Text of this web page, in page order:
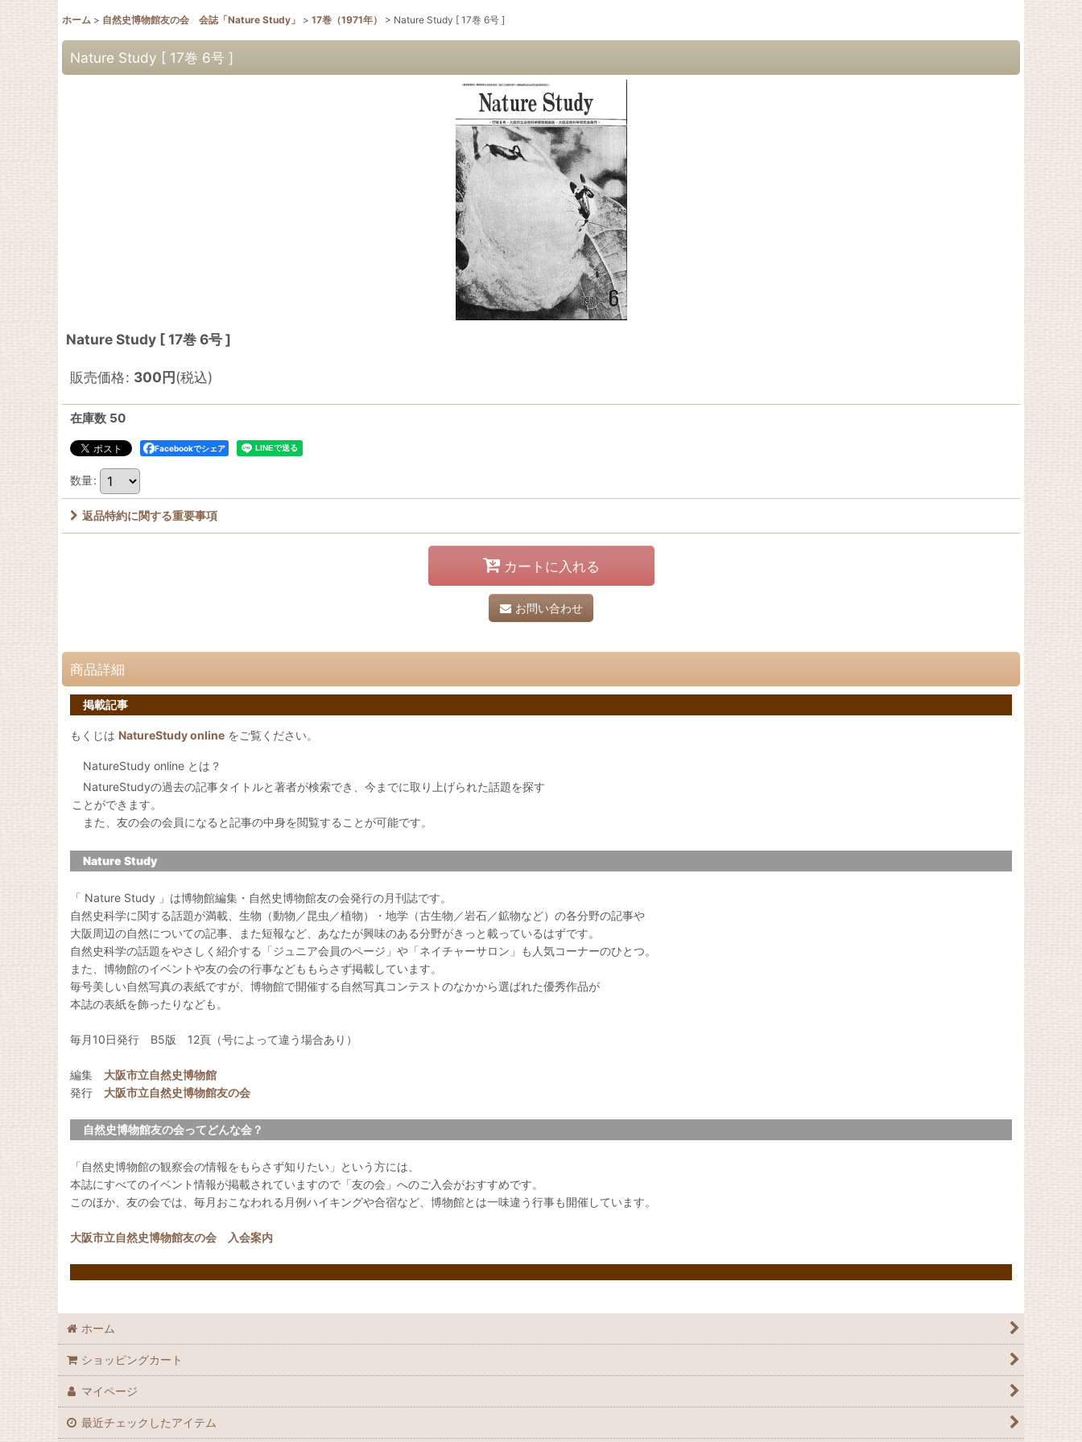
ホーム > 自然史博物館友の会 会誌「Nature Study」 > 17巻（1971年） > Nature Study [ 17巻 6号 ]
Nature Study [ 17巻 6号 ]
Nature Study [ 17巻 6号 ]
販売価格: 300円(税込)
在庫数 50
Facebookでシェア
数量:
返品特約に関する重要事項
カートに入れる
お問い合わせ
商品詳細
掲載記事
もくじは NatureStudy online をご覧ください。
NatureStudy online とは？
NatureStudyの過去の記事タイトルと著者が検索でき、今までに取り上げられた話題を探す
ことができます。
また、友の会の会員になると記事の中身を閲覧することが可能です。
Nature Study
「 Nature Study 」は博物館編集・自然史博物館友の会発行の月刊誌です。
自然史科学に関する話題が満載、生物（動物／昆虫／植物）・地学（古生物／岩石／鉱物など）の各分野の記事や
大阪周辺の自然についての記事、また短報など、あなたが興味のある分野がきっと載っているはずです。
自然史科学の話題をやさしく紹介する「ジュニア会員のページ」や「ネイチャーサロン」も人気コーナーのひとつ。
また、博物館のイベントや友の会の行事などももらさず掲載しています。
毎号美しい自然写真の表紙ですが、博物館で開催する自然写真コンテストのなかから選ばれた優秀作品が
本誌の表紙を飾ったりなども。
毎月10日発行 B5版 12頁（号によって違う場合あり）
編集 大阪市立自然史博物館
発行 大阪市立自然史博物館友の会
自然史博物館友の会ってどんな会？
「自然史博物館の観察会の情報をもらさず知りたい」という方には、
本誌にすべてのイベント情報が掲載されていますので「友の会」へのご入会がおすすめです。
このほか、友の会では、毎月おこなわれる月例ハイキングや合宿など、博物館とは一味違う行事も開催しています。
大阪市立自然史博物館友の会 入会案内
ホーム
ショッピングカート
マイページ
最近チェックしたアイテム